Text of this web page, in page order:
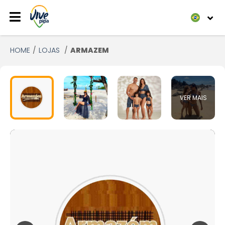
HOME LOJAS ARMAZEM
VER MAIS